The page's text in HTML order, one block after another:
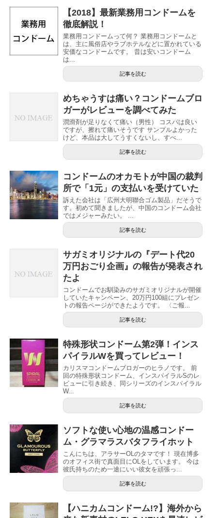
【2018】最新業務用コンドームを
徹底解説！
業務用コンドームって何？ 業務用コンドームと
は、主に風俗店やラブホテルなどに置かれている
安価なコンドームです。 昔は安いコンドーム
は...
記事を読む
めちゃうすは痛い？コンドームブロ
ガーがレビューを調べてみた
潤滑剤が足りなくて痛い（男性） コスパは良い
ですが、擦れて痛いそうです サンプルよかった
けど、本品は大してうすくないし、すべ...
記事を読む
コンドームのオカモトが中国の裁判
所で「1元」の支払いを受けていた
訴えた会社は「広州大明聯合ゴム製品」だそうで
す。初めて聞きましたが、中国のコンドーム会社
ではメジャーみたい。 ...
記事を読む
サガミオリジナルの『デート代20
万円おごり企画』の報告が発表され
たよ
コンドームでお馴染みのサガミオリジナルが開催
していたキャンペーン、20万円100組にプレゼン
トの報告ページができたようです。 〈ご報...
記事を読む
特殊形状コンドーム第2弾！インス
パイラルWを買ってレビュー！
カリスマコンドームブロガーのヒラノです。 前
回の特殊形状コンドーム、インスパイラルSのレ
ビューに引き続き、同シリーズのインスパイラル
W...
記事を読む
ソフトな使い心地の温感コンドー
ム・グラマラスバタフライホット
こんにちは、アラサーOLのタマです！ 現在博多
のオフィス街で真面目にOLをしています。 今は
彼氏持ちのため一途にいい彼女を頑張っ...
記事を読む
【ハニカムコンドーム!?】海外から